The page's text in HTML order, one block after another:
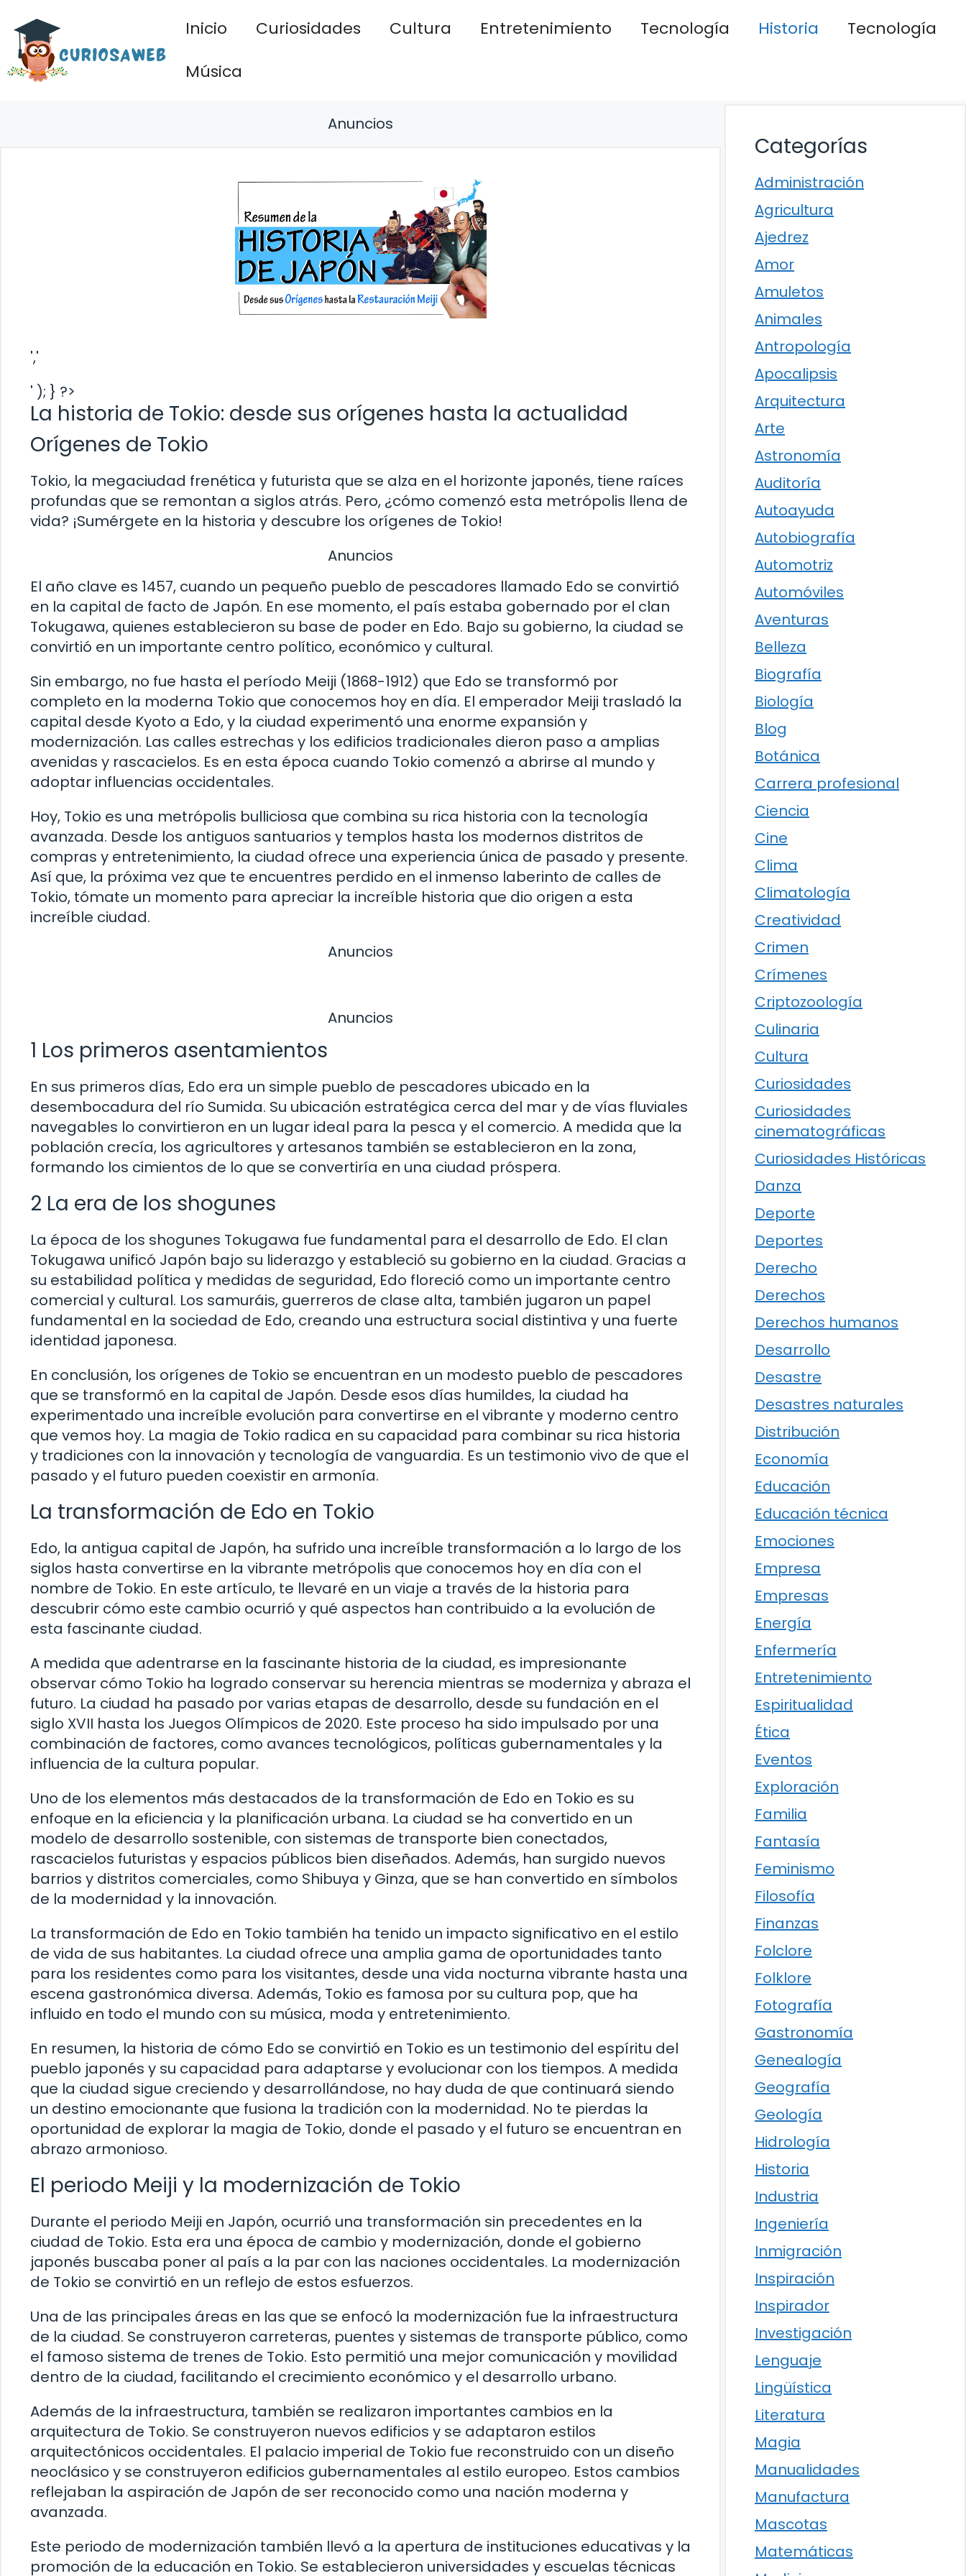
contenido
Inicio Curiosidades Cultura Entretenimiento Tecnología Historia
Tecnología
Música
Anuncios
','
' ); } ?>
La historia de Tokio: desde sus orígenes hasta la actualidad
Orígenes de Tokio
Tokio, la megaciudad frenética y futurista que se alza en el horizonte japonés, tiene raíces
profundas que se remontan a siglos atrás. Pero, ¿cómo comenzó esta metrópolis llena de
vida? ¡Sumérgete en la historia y descubre los orígenes de Tokio!
Anuncios
El año clave es 1457, cuando un pequeño pueblo de pescadores llamado Edo se convirtió
en la capital de facto de Japón. En ese momento, el país estaba gobernado por el clan
Tokugawa, quienes establecieron su base de poder en Edo. Bajo su gobierno, la ciudad se
convirtió en un importante centro político, económico y cultural.
Sin embargo, no fue hasta el período Meiji (1868-1912) que Edo se transformó por
completo en la moderna Tokio que conocemos hoy en día. El emperador Meiji trasladó la
capital desde Kyoto a Edo, y la ciudad experimentó una enorme expansión y
modernización. Las calles estrechas y los edificios tradicionales dieron paso a amplias
avenidas y rascacielos. Es en esta época cuando Tokio comenzó a abrirse al mundo y
adoptar influencias occidentales.
Hoy, Tokio es una metrópolis bulliciosa que combina su rica historia con la tecnología
avanzada. Desde los antiguos santuarios y templos hasta los modernos distritos de
compras y entretenimiento, la ciudad ofrece una experiencia única de pasado y presente.
Así que, la próxima vez que te encuentres perdido en el inmenso laberinto de calles de
Tokio, tómate un momento para apreciar la increíble historia que dio origen a esta
increíble ciudad.
Anuncios
Anuncios
1 Los primeros asentamientos
En sus primeros días, Edo era un simple pueblo de pescadores ubicado en la
desembocadura del río Sumida. Su ubicación estratégica cerca del mar y de vías fluviales
navegables lo convirtieron en un lugar ideal para la pesca y el comercio. A medida que la
población crecía, los agricultores y artesanos también se establecieron en la zona,
formando los cimientos de lo que se convertiría en una ciudad próspera.
2 La era de los shogunes
La época de los shogunes Tokugawa fue fundamental para el desarrollo de Edo. El clan
Tokugawa unificó Japón bajo su liderazgo y estableció su gobierno en la ciudad. Gracias a
su estabilidad política y medidas de seguridad, Edo floreció como un importante centro
comercial y cultural. Los samuráis, guerreros de clase alta, también jugaron un papel
fundamental en la sociedad de Edo, creando una estructura social distintiva y una fuerte
identidad japonesa.
En conclusión, los orígenes de Tokio se encuentran en un modesto pueblo de pescadores
que se transformó en la capital de Japón. Desde esos días humildes, la ciudad ha
experimentado una increíble evolución para convertirse en el vibrante y moderno centro
que vemos hoy. La magia de Tokio radica en su capacidad para combinar su rica historia
y tradiciones con la innovación y tecnología de vanguardia. Es un testimonio vivo de que el
pasado y el futuro pueden coexistir en armonía.
La transformación de Edo en Tokio
Edo, la antigua capital de Japón, ha sufrido una increíble transformación a lo largo de los
siglos hasta convertirse en la vibrante metrópolis que conocemos hoy en día con el
nombre de Tokio. En este artículo, te llevaré en un viaje a través de la historia para
descubrir cómo este cambio ocurrió y qué aspectos han contribuido a la evolución de
esta fascinante ciudad.
A medida que adentrarse en la fascinante historia de la ciudad, es impresionante
observar cómo Tokio ha logrado conservar su herencia mientras se moderniza y abraza el
futuro. La ciudad ha pasado por varias etapas de desarrollo, desde su fundación en el
siglo XVII hasta los Juegos Olímpicos de 2020. Este proceso ha sido impulsado por una
combinación de factores, como avances tecnológicos, políticas gubernamentales y la
influencia de la cultura popular.
Uno de los elementos más destacados de la transformación de Edo en Tokio es su
enfoque en la eficiencia y la planificación urbana. La ciudad se ha convertido en un
modelo de desarrollo sostenible, con sistemas de transporte bien conectados,
rascacielos futuristas y espacios públicos bien diseñados. Además, han surgido nuevos
barrios y distritos comerciales, como Shibuya y Ginza, que se han convertido en símbolos
de la modernidad y la innovación.
La transformación de Edo en Tokio también ha tenido un impacto significativo en el estilo
de vida de sus habitantes. La ciudad ofrece una amplia gama de oportunidades tanto
para los residentes como para los visitantes, desde una vida nocturna vibrante hasta una
escena gastronómica diversa. Además, Tokio es famosa por su cultura pop, que ha
influido en todo el mundo con su música, moda y entretenimiento.
En resumen, la historia de cómo Edo se convirtió en Tokio es un testimonio del espíritu del
pueblo japonés y su capacidad para adaptarse y evolucionar con los tiempos. A medida
que la ciudad sigue creciendo y desarrollándose, no hay duda de que continuará siendo
un destino emocionante que fusiona la tradición con la modernidad. No te pierdas la
oportunidad de explorar la magia de Tokio, donde el pasado y el futuro se encuentran en
abrazo armonioso.
El periodo Meiji y la modernización de Tokio
Durante el periodo Meiji en Japón, ocurrió una transformación sin precedentes en la
ciudad de Tokio. Esta era una época de cambio y modernización, donde el gobierno
japonés buscaba poner al país a la par con las naciones occidentales. La modernización
de Tokio se convirtió en un reflejo de estos esfuerzos.
Una de las principales áreas en las que se enfocó la modernización fue la infraestructura
de la ciudad. Se construyeron carreteras, puentes y sistemas de transporte público, como
el famoso sistema de trenes de Tokio. Esto permitió una mejor comunicación y movilidad
dentro de la ciudad, facilitando el crecimiento económico y el desarrollo urbano.
Además de la infraestructura, también se realizaron importantes cambios en la
arquitectura de Tokio. Se construyeron nuevos edificios y se adaptaron estilos
arquitectónicos occidentales. El palacio imperial de Tokio fue reconstruido con un diseño
neoclásico y se construyeron edificios gubernamentales al estilo europeo. Estos cambios
reflejaban la aspiración de Japón de ser reconocido como una nación moderna y
avanzada.
Este periodo de modernización también llevó a la apertura de instituciones educativas y la
promoción de la educación en Tokio. Se establecieron universidades y escuelas técnicas
Categorías
Administración
Agricultura
Ajedrez
Amor
Amuletos
Animales
Antropología
Apocalipsis
Arquitectura
Arte
Astronomía
Auditoría
Autoayuda
Autobiografía
Automotriz
Automóviles
Aventuras
Belleza
Biografía
Biología
Blog
Botánica
Carrera profesional
Ciencia
Cine
Clima
Climatología
Creatividad
Crimen
Crímenes
Criptozoología
Culinaria
Cultura
Curiosidades
Curiosidades
cinematográficas
Curiosidades Históricas
Danza
Deporte
Deportes
Derecho
Derechos
Derechos humanos
Desarrollo
Desastre
Desastres naturales
Distribución
Economía
Educación
Educación técnica
Emociones
Empresa
Empresas
Energía
Enfermería
Entretenimiento
Espiritualidad
Ética
Eventos
Exploración
Familia
Fantasía
Feminismo
Filosofía
Finanzas
Folclore
Folklore
Fotografía
Gastronomía
Genealogía
Geografía
Geología
Hidrología
Historia
Industria
Ingeniería
Inmigración
Inspiración
Inspirador
Investigación
Lenguaje
Lingüística
Literatura
Magia
Manualidades
Manufactura
Mascotas
Matemáticas